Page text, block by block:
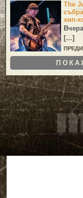
The
хип-
[…]